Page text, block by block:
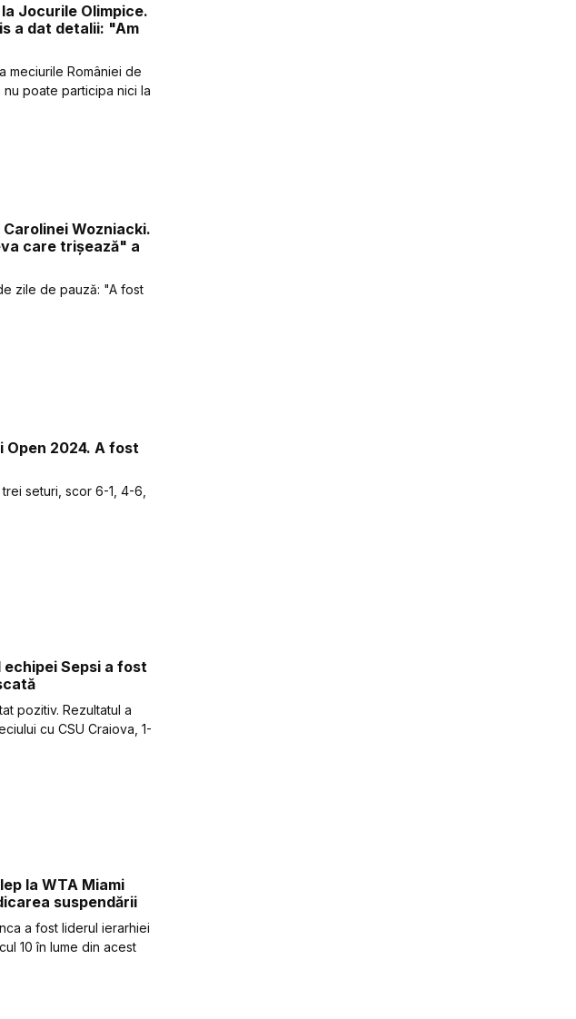
Jocurile Olimpice.
a dat detalii: "Am
meciurile României de
nu poate participa nici la
Wozniacki.
care trișează" a
zile de pauză: "A fost
Open 2024. A fost
seturi, scor 6-1, 4-6,
Sepsi a fost
pozitiv. Rezultatul a
cu CSU Craiova, 1-
la WTA Miami
suspendării
a fost liderul ierarhiei
10 în lume din acest